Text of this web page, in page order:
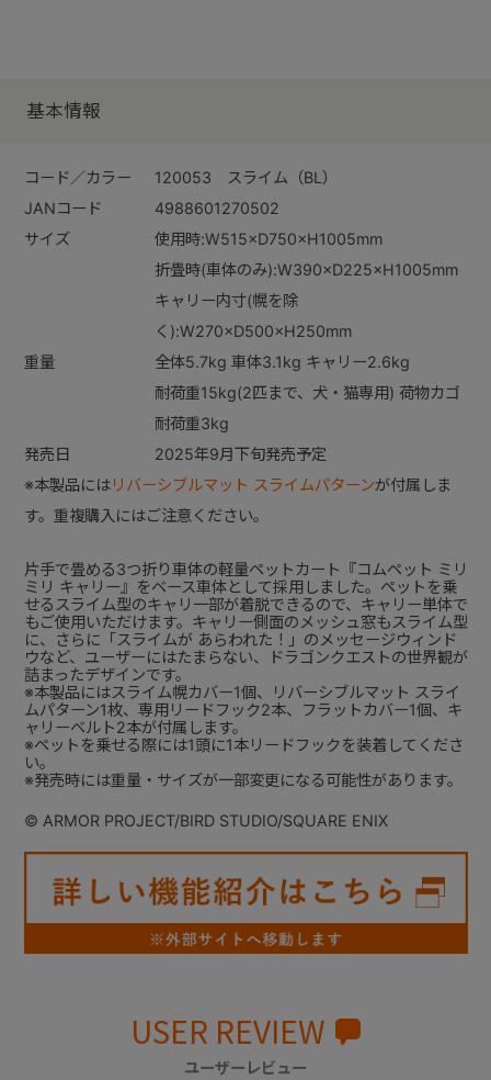
基本情報
コード／カラー
120053 スライム（BL）
JANコード
4988601270502
サイズ
使用時:W515×D750×H1005mm
折畳時(車体のみ):W390×D225×H1005mm
キャリー内寸(幌を除
く):W270×D500×H250mm
重量
全体5.7kg 車体3.1kg キャリー2.6kg
耐荷重15kg(2匹まで、犬・猫専用) 荷物カゴ
耐荷重3kg
発売日
2025年9月下旬発売予定
※本製品にはリバーシブルマット スライムパターンが付属しま
す。重複購入にはご注意ください。
片手で畳める3つ折り車体の軽量ペットカート『コムペット ミリ
ミリ キャリー』をベース車体として採用しました。ペットを乗
せるスライム型のキャリ一部が着脱できるので、キャリー単体で
もご使用いただけます。キャリー側面のメッシュ窓もスライム型
に、さらに「スライムが あらわれた！」のメッセージウィンド
ウなど、ユーザーにはたまらない、ドラゴンクエストの世界観が
詰まったデザインです。
※本製品にはスライム幌カバー1個、リバーシブルマット スライ
ムパターン1枚、専用リードフック2本、フラットカバー1個、キ
ャリーベルト2本が付属します。
※ペットを乗せる際には1頭に1本リードフックを装着してくださ
い。
※発売時には重量・サイズが一部変更になる可能性があります。
© ARMOR PROJECT/BIRD STUDIO/SQUARE ENIX
USER REVIEW
ユーザーレビュー